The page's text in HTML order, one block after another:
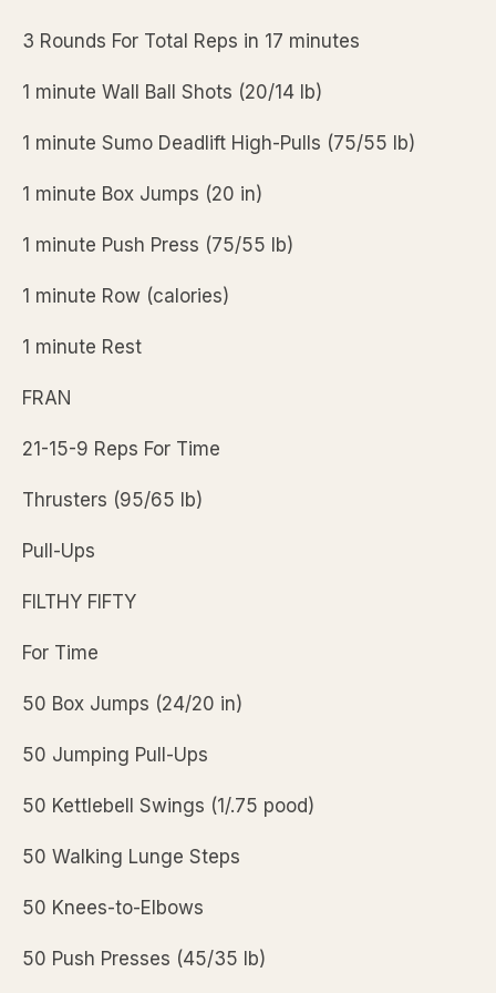
3 Rounds For Total Reps in 17 minutes
1 minute Wall Ball Shots (20/14 lb)
1 minute Sumo Deadlift High-Pulls (75/55 lb)
1 minute Box Jumps (20 in)
1 minute Push Press (75/55 lb)
1 minute Row (calories)
1 minute Rest
FRAN
21-15-9 Reps For Time
Thrusters (95/65 lb)
Pull-Ups
FILTHY FIFTY
For Time
50 Box Jumps (24/20 in)
50 Jumping Pull-Ups
50 Kettlebell Swings (1/.75 pood)
50 Walking Lunge Steps
50 Knees-to-Elbows
50 Push Presses (45/35 lb)